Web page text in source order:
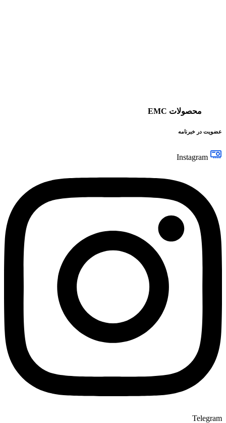
محصولات EMC
عضویت در خبرنامه
Instagram
Telegram